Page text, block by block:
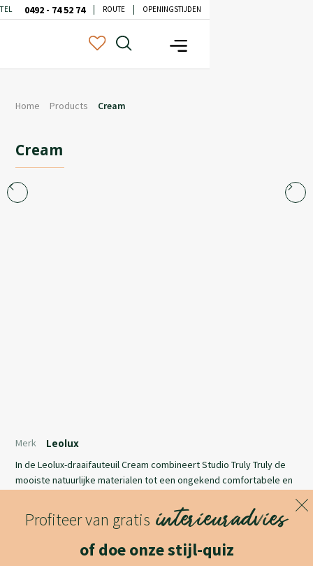
TEL 0492 - 74 52 74 ROUTE OPENINGSTIJDEN
Home Products Cream
Cream
In de Leolux-draaifauteuil Cream combineert Studio Truly Truly de
mooiste natuurlijke materialen tot een ongekend comfortabele en
staat centraal, bekleed met een zachte bekleding in stof of leer.
Meer opties om Cream te personaliseren zie je terug in de
aluminium draaivoet. Die kan in elke kleur worden uitgevoerd voor
een perfect resultaat.
Lees meer
Merk Leolux
Profiteer van gratis interieuradvies
of doe onze stijl-quiz